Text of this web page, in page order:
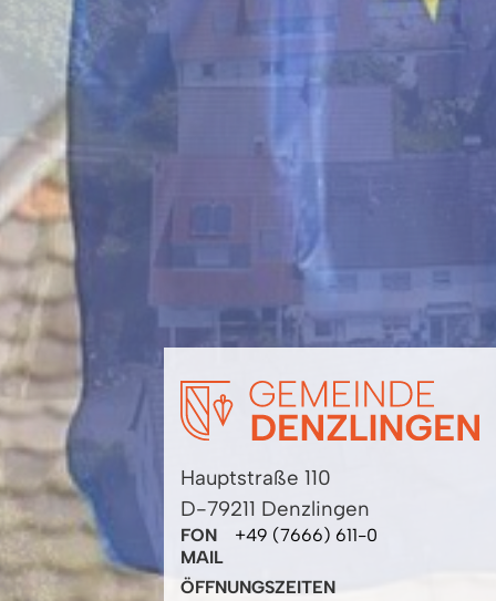
Hauptstraße 110
D-79211 Denzlingen
FON
+49 (7666) 611-0
MAIL
ÖFFNUNGSZEITEN